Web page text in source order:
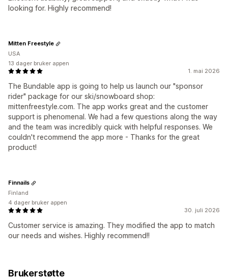
looking for. Highly recommend!
1. mai 2026
The Bundable app is going to help us launch our "sponsor
rider" package for our ski/snowboard shop:
mittenfreestyle.com. The app works great and the customer
support is phenomenal. We had a few questions along the way
and the team was incredibly quick with helpful responses. We
couldn't recommend the app more - Thanks for the great
product!
Mitten Freestyle
USA
13 dager bruker appen
30. juli 2026
Customer service is amazing. They modified the app to match
our needs and wishes. Highly recommend!!
Finnails
Finland
4 dager bruker appen
Brukerstøtte